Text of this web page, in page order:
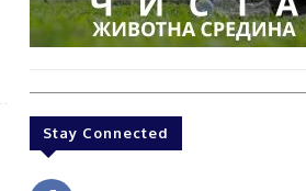
Stay Connected